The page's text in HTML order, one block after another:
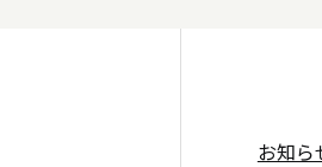
お知ら